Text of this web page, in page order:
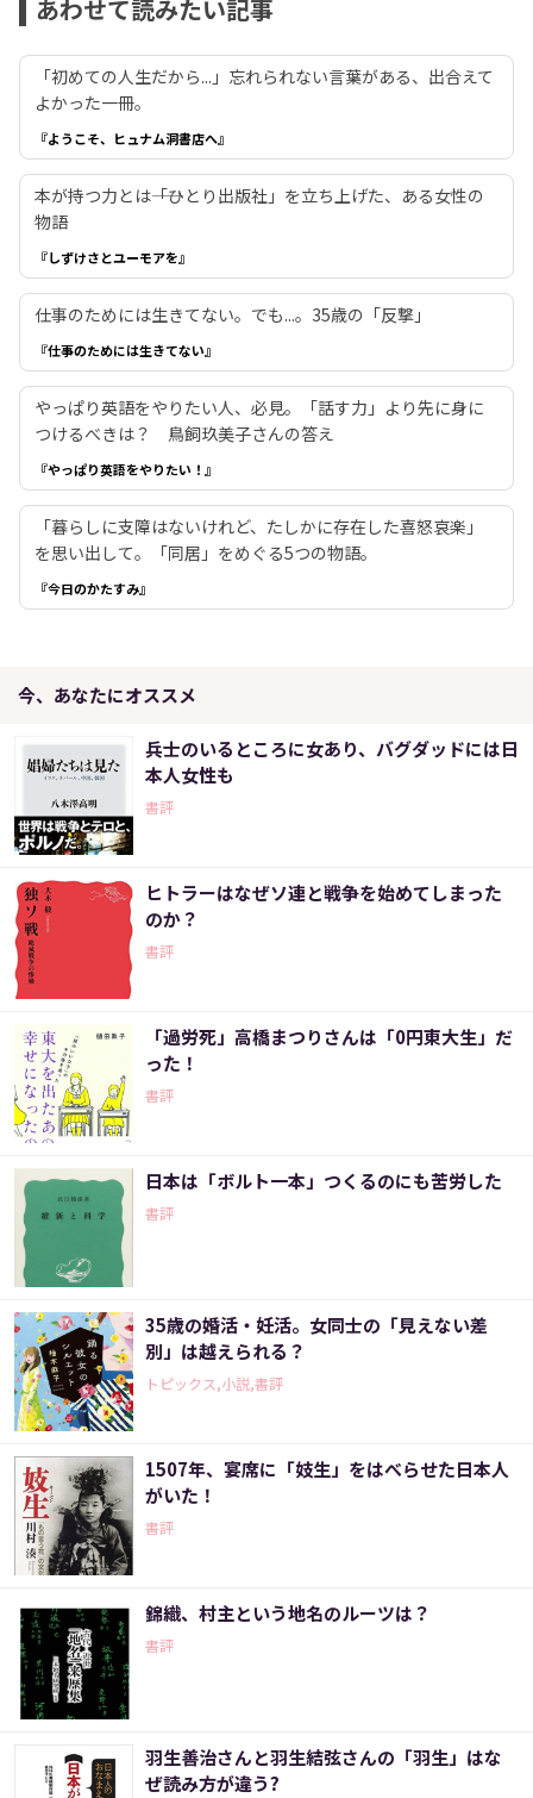
あわせて読みたい記事
「初めての人生だから...」忘れられない言葉がある、出合えて
よかった一冊。
『ようこそ、ヒュナム洞書店へ』
本が持つ力とは――「ひとり出版社」を立ち上げた、ある女性の
物語
『しずけさとユーモアを』
仕事のためには生きてない。でも...。35歳の「反撃」
『仕事のためには生きてない』
やっぱり英語をやりたい人、必見。「話す力」より先に身に
つけるべきは？ 鳥飼玖美子さんの答え
『やっぱり英語をやりたい！』
「暮らしに支障はないけれど、たしかに存在した喜怒哀楽」
を思い出して。「同居」をめぐる5つの物語。
『今日のかたすみ』
今、あなたにオススメ
兵士のいるところに女あり、バグダッドには日
本人女性も
書評
ヒトラーはなぜソ連と戦争を始めてしまった
のか？
書評
「過労死」高橋まつりさんは「0円東大生」だ
った！
書評
日本は「ボルト一本」つくるのにも苦労した
書評
35歳の婚活・妊活。女同士の「見えない差
別」は越えられる？
トピックス,小説,書評
1507年、宴席に「妓生」をはべらせた日本人
がいた！
書評
錦織、村主という地名のルーツは？
書評
羽生善治さんと羽生結弦さんの「羽生」はな
ぜ読み方が違う?